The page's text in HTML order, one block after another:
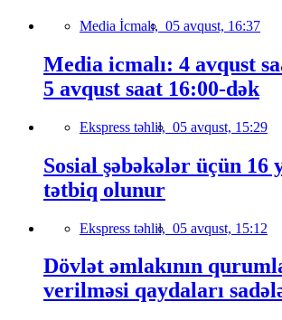
Media İcmalı, 05 avqust, 16:37
Media icmalı: 4 avqust
5 avqust saat 16:00-dək
Ekspress təhlil, 05 avqust, 15:29
Sosial şəbəkələr üçün 16
tətbiq olunur
Ekspress təhlil, 05 avqust, 15:12
Dövlət əmlakının
verilməsi qaydaları